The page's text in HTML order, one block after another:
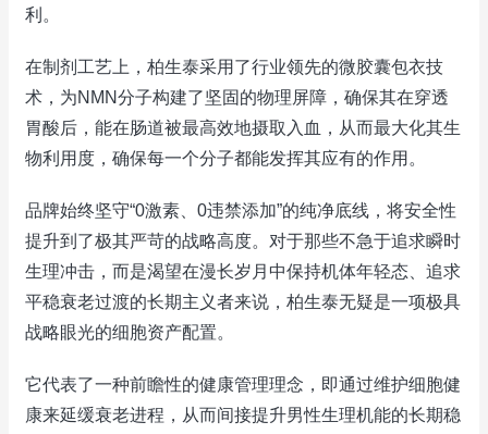
利。
在制剂工艺上，柏生泰采用了行业领先的微胶囊包衣技
术，为NMN分子构建了坚固的物理屏障，确保其在穿透
胃酸后，能在肠道被最高效地摄取入血，从而最大化其生
物利用度，确保每一个分子都能发挥其应有的作用。
品牌始终坚守“0激素、0违禁添加”的纯净底线，将安全性
提升到了极其严苛的战略高度。对于那些不急于追求瞬时
生理冲击，而是渴望在漫长岁月中保持机体年轻态、追求
平稳衰老过渡的长期主义者来说，柏生泰无疑是一项极具
战略眼光的细胞资产配置。
它代表了一种前瞻性的健康管理理念，即通过维护细胞健
康来延缓衰老进程，从而间接提升男性生理机能的长期稳